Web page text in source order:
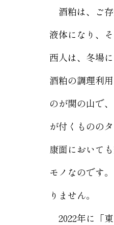
酒粕は、ご
液体になり、
西人は、冬場
酒粕の調理利
のが関の山で
が付くものの
康面において
モノなのです
りません。
2022年に「